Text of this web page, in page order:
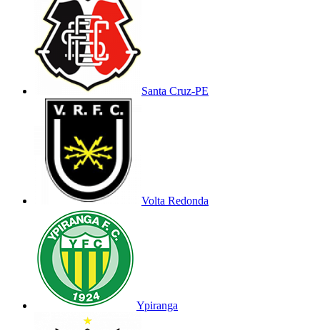
Santa Cruz-PE
Volta Redonda
Ypiranga